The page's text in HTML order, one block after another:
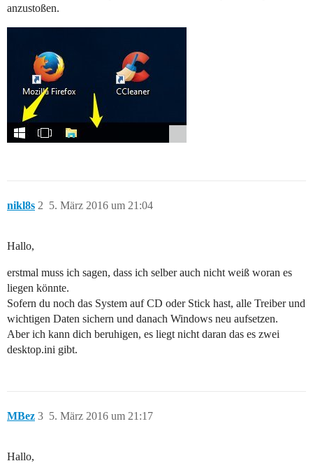
anzustoßen.
nikl8s 5. März 2016 um 21:04
2
Hallo,
erstmal muss ich sagen, dass ich selber auch nicht weiß woran es
liegen könnte.
Sofern du noch das System auf CD oder Stick hast, alle Treiber und
wichtigen Daten sichern und danach Windows neu aufsetzen.
Aber ich kann dich beruhigen, es liegt nicht daran das es zwei
desktop.ini gibt.
MBez 5. März 2016 um 21:17
3
Hallo,